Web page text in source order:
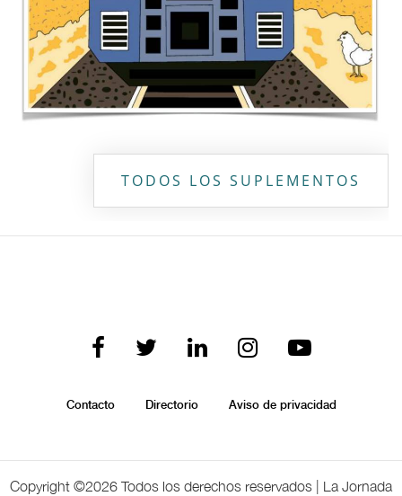
TODOS LOS SUPLEMENTOS
Contacto Directorio Aviso de privacidad
Copyright ©2026 Todos los derechos reservados | La Jornada